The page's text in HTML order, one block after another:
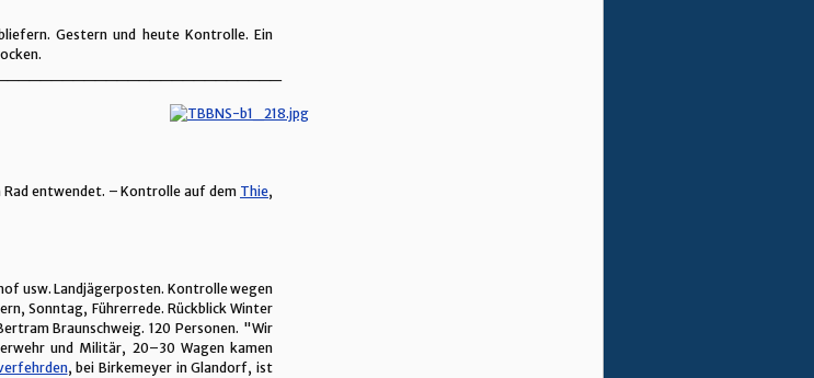
Gestern und heute Kontrolle. Ein
Rad entwendet. – Kontrolle auf dem Thie,
usw. Landjägerposten. Kontrolle wegen
Sonntag, Führerrede. Rückblick Winter
Braunschweig. 120 Personen. "Wir
und Militär, 20–30 Wagen kamen
, bei Birkemeyer in Glandorf, ist